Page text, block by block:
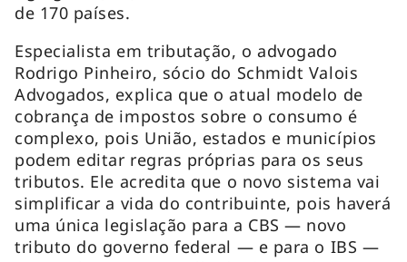
de 170 países.
Especialista em tributação, o advogado
Rodrigo Pinheiro, sócio do Schmidt Valois
Advogados, explica que o atual modelo de
cobrança de impostos sobre o consumo é
complexo, pois União, estados e municípios
podem editar regras próprias para os seus
tributos. Ele acredita que o novo sistema vai
simplificar a vida do contribuinte, pois haverá
uma única legislação para a CBS — novo
tributo do governo federal — e para o IBS —